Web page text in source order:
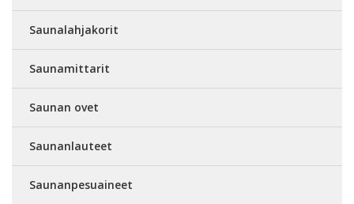
Saunalahjakorit
Saunamittarit
Saunan ovet
Saunanlauteet
Saunanpesuaineet